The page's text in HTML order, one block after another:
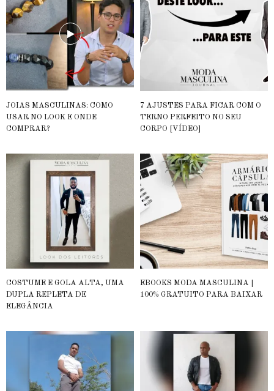
JOIAS MASCULINAS: COMO
USAR NO LOOK E ONDE
COMPRAR?
7 AJUSTES PARA FICAR COM O
TERNO PERFEITO NO SEU
CORPO [VÍDEO]
COSTUME E GOLA ALTA, UMA
DUPLA REPLETA DE
ELEGÂNCIA
EBOOKS MODA MASCULINA |
100% GRATUITO PARA BAIXAR